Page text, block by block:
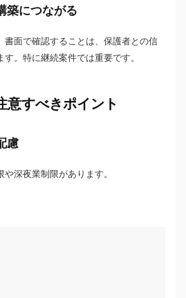
築につながる
書面で確認することは、保護者との信
。特に継続案件では重要です。
意すべきポイント
慮
深夜業制限があります。